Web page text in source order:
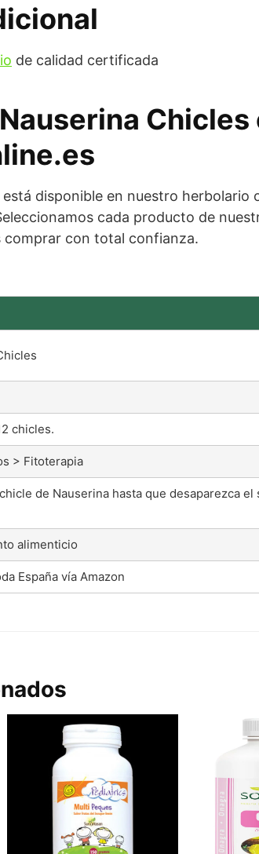
de calidad certificada
Chicles
está disponible en nuestro
cada producto de
comprar con total confianza.
chicles.
> Fitoterapia
de Nauserina hasta que desaparezca
alimenticio
España vía Amazon